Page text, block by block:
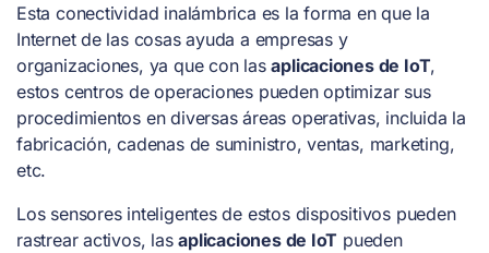
Esta conectividad inalámbrica es la forma en que la
Internet de las cosas ayuda a empresas y
organizaciones, ya que con lasaplicaciones de IoT,
estos centros de operaciones pueden optimizar sus
procedimientos en diversas áreas operativas, incluida la
fabricación, cadenas de suministro, ventas, marketing,
etc.
Los sensores inteligentes de estos dispositivos pueden
rastrear activos, lasaplicaciones de IoT pueden